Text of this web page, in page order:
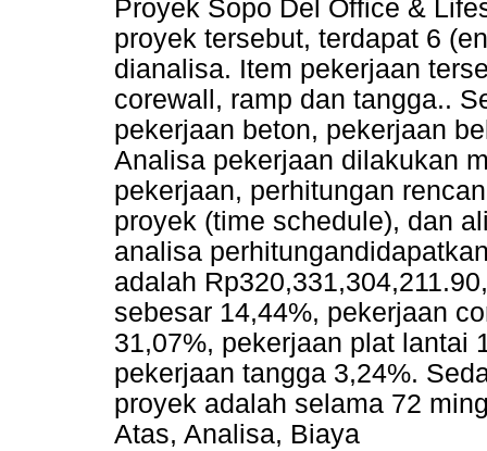
Proyek Sopo Del Office &
proyek tersebut, terdapat 6
dianalisa. Item pekerjaan
corewall, ramp dan tangga..
pekerjaan beton, pekerjaan
Analisa pekerjaan dilakukan
pekerjaan, perhitungan
proyek (time schedule), dan
analisa
adalah
sebesar 14,44%, pekerjaan
31,07%, pekerjaan plat lantai
pekerjaan tangga 3,24%.
proyek adalah selama 72
Atas, Analisa, Biaya